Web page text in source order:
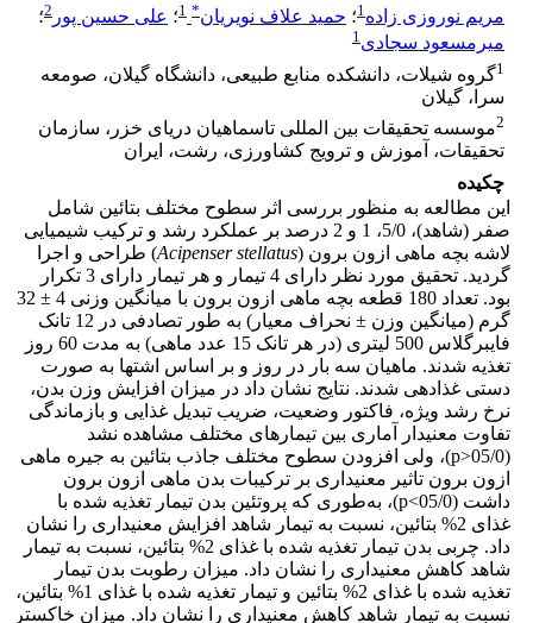
مریم نوروزی زاده1؛ حمید علاف نویریان*
1؛ علی حسین پور 2؛
میرمسعود سجادی1
1گروه شیلات، دانشکده منابع طبیعی، دانشگاه گیلان، صومعه
سرا، گیلان
2موسسه تحقیقات بین المللی تاسماهیان دریای خزر، سازمان
تحقیقات، آموزش و ترویج کشاورزی، رشت، ایران
چکیده
این مطالعه به منظور بررسی اثر سطوح مختلف بتائین شامل
صفر (شاهد)، 5/0، 1 و 2 درصد بر عملکرد رشد و ترکیب شیمیایی
لاشه بچه ماهی ازون برون (Acipenser stellatus) طراحی و اجرا
گردید. تحقیق مورد نظر دارای 4 تیمار و هر تیمار دارای 3 تکرار
بود. تعداد 180 قطعه بچه ماهی ازون برون با میانگین وزنی 4 ± 32
گرم (میانگین وزن ± نحراف معیار) به طور تصادفی در 12 تانک
فایبرگلاس 500 لیتری (در هر تانک 15 عدد ماهی) به مدت 60 روز
تغذیه شدند. ماهیان سه بار در روز و بر اساس اشتها به صورت
دستی غذادهی شدند. نتایج نشان داد در میزان افزایش وزن بدن،
نرخ رشد ویژه، فاکتور وضعیت، ضریب تبدیل غذایی و بازماندگی
تفاوت معنی­دار آماری بین تیمارهای مختلف مشاهده نشد
(05/0<p)، ولی افزودن سطوح مختلف جاذب بتائین به جیره ماهی
ازون برون تاثیر معنی­داری بر ترکیبات بدن ماهی ازون برون
داشت (05/0>p)، به‌طوری که پروتئین بدن تیمار تغذیه شده با
غذای 2% بتائین، نسبت به تیمار شاهد افزایش معنی­داری را نشان
داد. چربی بدن تیمار تغذیه شده با غذای 2% بتائین، نسبت به تیمار
شاهد کاهش معنی­داری را نشان داد. میزان رطوبت بدن تیمار
تغذیه شده با غذای 2% بتائین و تیمار تغذیه شده با غذای 1% بتائین،
نسبت به تیمار شاهد کاهش معنی­داری را نشان داد. میزان خاکستر